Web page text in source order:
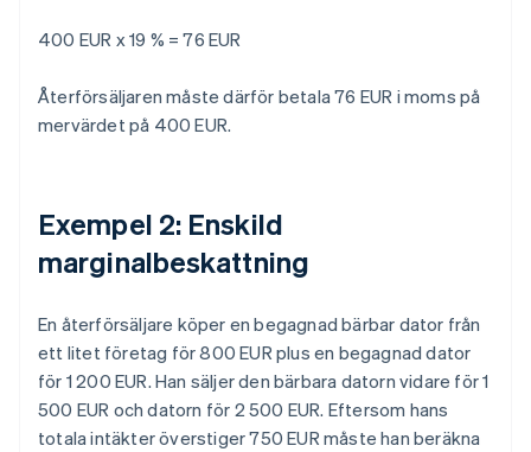
400 EUR x 19 % = 76 EUR
Återförsäljaren måste därför betala 76 EUR i moms på
mervärdet på 400 EUR.
Exempel 2: Enskild
marginalbeskattning
En återförsäljare köper en begagnad bärbar dator från
ett litet företag för 800 EUR plus en begagnad dator
för 1 200 EUR. Han säljer den bärbara datorn vidare för 1
500 EUR och datorn för 2 500 EUR. Eftersom hans
totala intäkter överstiger 750 EUR måste han beräkna